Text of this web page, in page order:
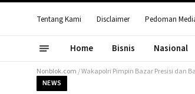
Tentang Kami Disclaimer Pedoman
Home Bisnis Nasional
Nonblok.com/Wakapolri Pimpin Bazar Presisi dan
NEWS